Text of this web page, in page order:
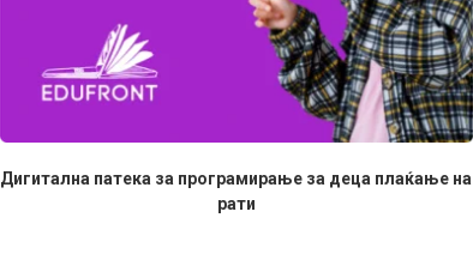
Дигитална патека за програмирање за деца плаќање на
рати